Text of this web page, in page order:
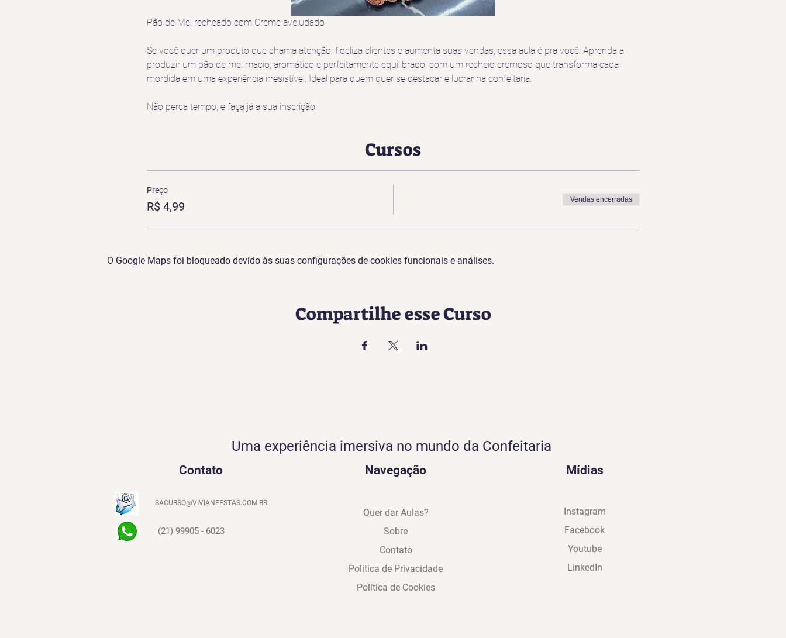
Pão de Mel recheado com Creme aveludado
Se você quer um produto que chama atenção, fideliza clientes e aumenta suas vendas, essa aula é pra você. Aprenda a
produzir um pão de mel macio, aromático e perfeitamente equilibrado, com um recheio cremoso que transforma cada
mordida em uma experiência irresistível. Ideal para quem quer se destacar e lucrar na confeitaria.
Não perca tempo, e faça já a sua inscrição!
Cursos
Preço
R$ 4,99 Vendas encerradas
O Google Maps foi bloqueado devido às suas configurações de cookies funcionais e análises.
Compartilhe esse Curso
Uma experiência imersiva no mundo da Confeitaria
Contato
SACURSO@VIVIANFESTAS.COM.BR
(21) 99905 - 6023
Navegação
Quer dar Aulas?
Sobre
Contato
Política de Privacidade
Política de Cookies
Mídias
Instagram
Facebook
Youtube
LinkedIn